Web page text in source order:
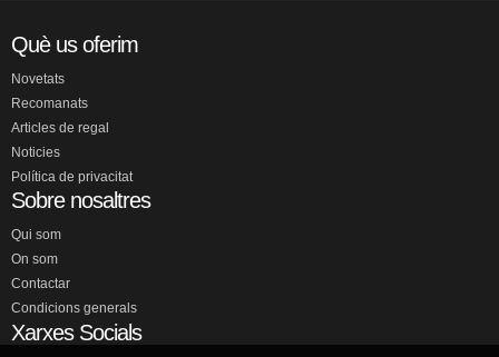
Què us oferim
Novetats
Recomanats
Articles de regal
Noticies
Política de privacitat
Sobre nosaltres
Qui som
On som
Contactar
Condicions generals
Xarxes Socials